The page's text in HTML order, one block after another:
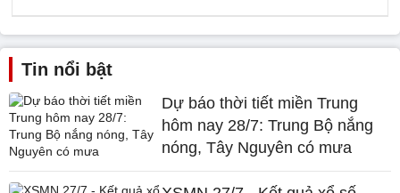
Tin nổi bật
Dự báo thời tiết miền Trung
hôm nay 28/7: Trung Bộ nắng
nóng, Tây Nguyên có mưa